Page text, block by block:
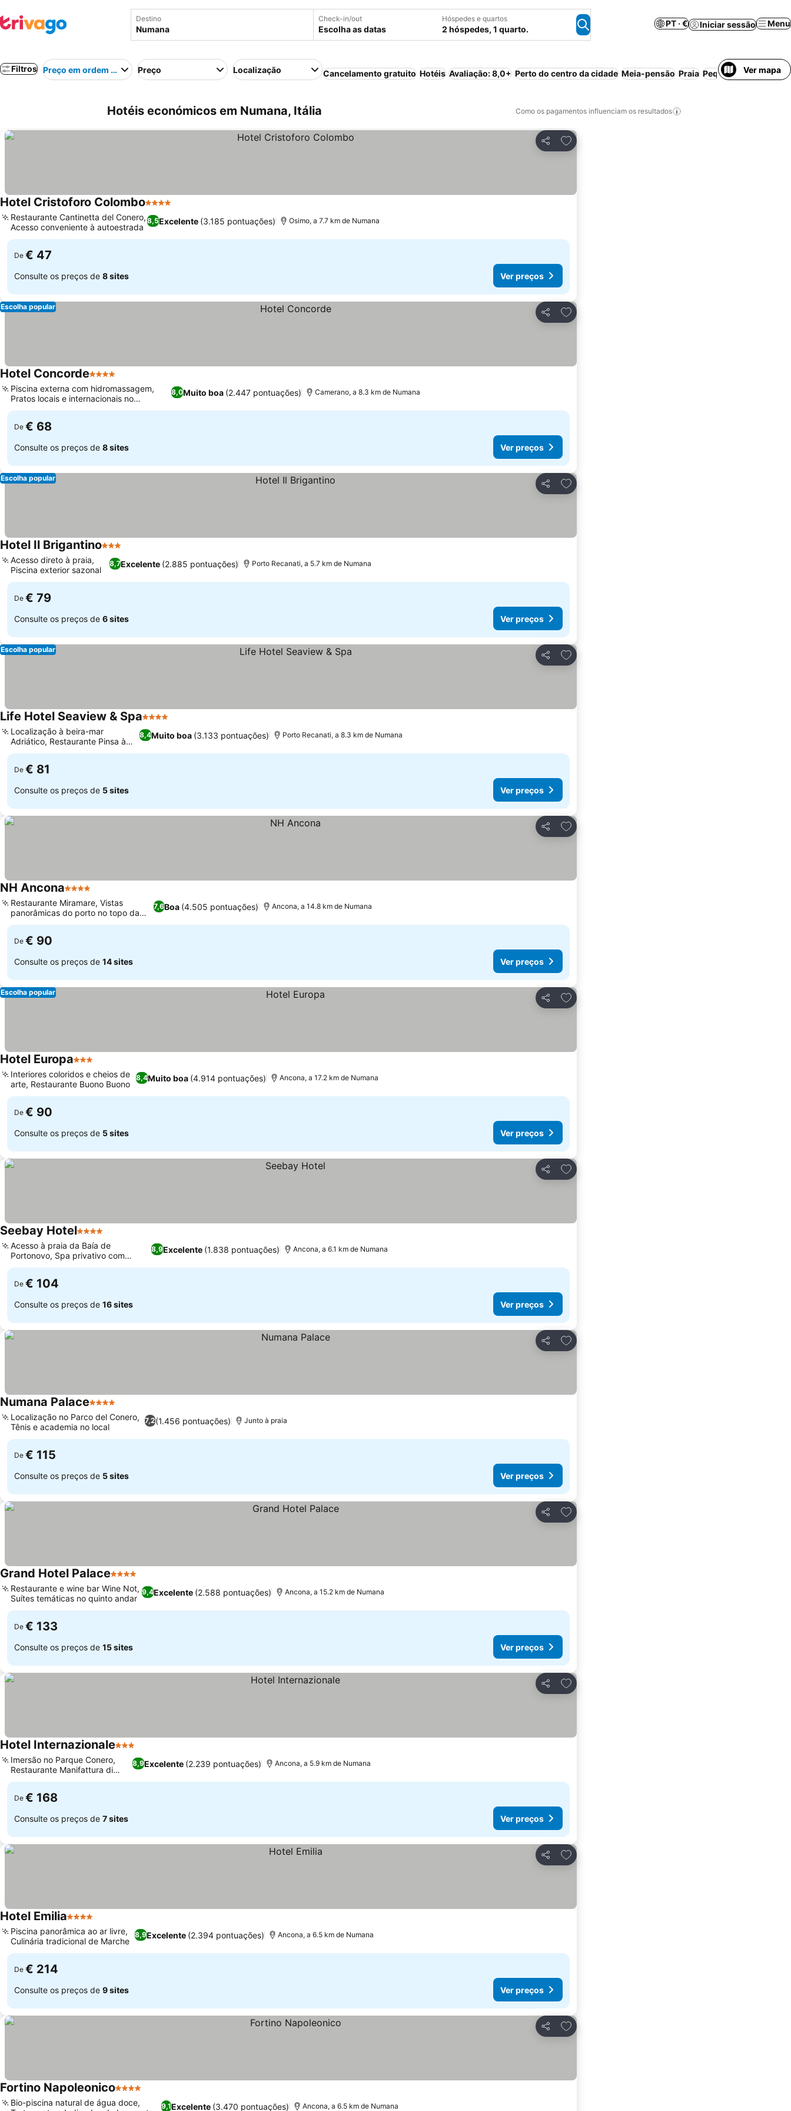
Destino Check-in/out
Escolha as datas
Hóspedes e quartos
2 hóspedes, 1 quarto.
PT · € Iniciar sessão Menu
Filtros Preço em ordem crescentePreço Localização Cancelamento gratuito Hotéis Avaliação: 8,0+ Perto do centro da cidade Meia-pensão Praia Pequeno-almoço
Ver mapa
Hotéis económicos em Numana, Itália Como os pagamentos influenciam os resultados
Partilhar
Adicionar aos favoritos
Hotel Cristoforo Colombo4 Estrelas
8,5Excelente (3.185 pontuações)
Restaurante Cantinetta del Conero,
Acesso conveniente à autoestrada
Osimo, a 7.7 km de Numana
De € 47
Consulte os preços de 8 sites Ver preços
Partilhar
Adicionar aos favoritos
Escolha popular
Hotel Concorde4 Estrelas
8,0Muito boa (2.447 pontuações)
Piscina externa com hidromassagem,
Pratos locais e internacionais no
restaurante Sesamo
Camerano, a 8.3 km de Numana
De € 68
Consulte os preços de 8 sites Ver preços
Partilhar
Adicionar aos favoritos
Escolha popular
Hotel Il Brigantino3 Estrelas
8,7Excelente (2.885 pontuações)
Acesso direto à praia,
Piscina exterior sazonal
Porto Recanati, a 5.7 km de Numana
De € 79
Consulte os preços de 6 sites Ver preços
Partilhar
Adicionar aos favoritos
Escolha popular
Life Hotel Seaview & Spa4 Estrelas
8,4Muito boa (3.133 pontuações)
Localização à beira-mar
Adriático, Restaurante Pinsa à
beira-mar
Porto Recanati, a 8.3 km de Numana
De € 81
Consulte os preços de 5 sites Ver preços
Partilhar
Adicionar aos favoritos
NH Ancona4 Estrelas
7,6Boa (4.505 pontuações)
Restaurante Miramare, Vistas
panorâmicas do porto no topo da
colina
Ancona, a 14.8 km de Numana
De € 90
Consulte os preços de 14 sites Ver preços
Partilhar
Adicionar aos favoritos
Escolha popular
Hotel Europa3 Estrelas
8,4Muito boa (4.914 pontuações)
Interiores coloridos e cheios de
arte, Restaurante Buono Buono
Ancona, a 17.2 km de Numana
De € 90
Consulte os preços de 5 sites Ver preços
Partilhar
Adicionar aos favoritos
Seebay Hotel4 Estrelas
8,9Excelente (1.838 pontuações)
Acesso à praia da Baía de
Portonovo, Spa privativo com
jornada sensorial
Ancona, a 6.1 km de Numana
De € 104
Consulte os preços de 16 sites Ver preços
Partilhar
Adicionar aos favoritos
Numana Palace4 Estrelas
7,2(1.456 pontuações)
Localização no Parco del Conero,
Tênis e academia no local
Junto à praia
De € 115
Consulte os preços de 5 sites Ver preços
Partilhar
Adicionar aos favoritos
Grand Hotel Palace4 Estrelas
9,4Excelente (2.588 pontuações)
Restaurante e wine bar Wine Not,
Suítes temáticas no quinto andar
Ancona, a 15.2 km de Numana
De € 133
Consulte os preços de 15 sites Ver preços
Partilhar
Adicionar aos favoritos
Hotel Internazionale3 Estrelas
8,9Excelente (2.239 pontuações)
Imersão no Parque Conero,
Restaurante Manifattura di
Mare
Ancona, a 5.9 km de Numana
De € 168
Consulte os preços de 7 sites Ver preços
Partilhar
Adicionar aos favoritos
Hotel Emilia4 Estrelas
8,9Excelente (2.394 pontuações)
Piscina panorâmica ao ar livre,
Culinária tradicional de Marche
Ancona, a 6.5 km de Numana
De € 214
Consulte os preços de 9 sites Ver preços
Partilhar
Adicionar aos favoritos
Fortino Napoleonico4 Estrelas
9,1Excelente (3.470 pontuações)
Bio-piscina natural de água doce,
Ancona, a 6.5 km de Numana